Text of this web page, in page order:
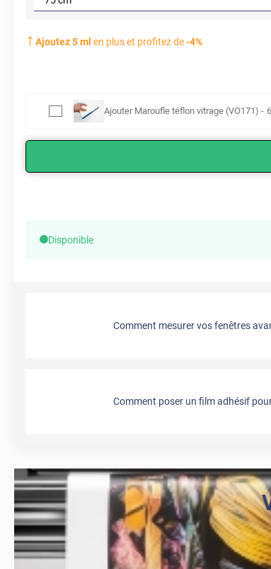
Ajoutez5ml en plus et profitez de-4%
Ajouter Maroufle téflon vitrage (VO171) - 6
Disponible
Comment mesurer vos fenêtres
Comment poser un film adhésif